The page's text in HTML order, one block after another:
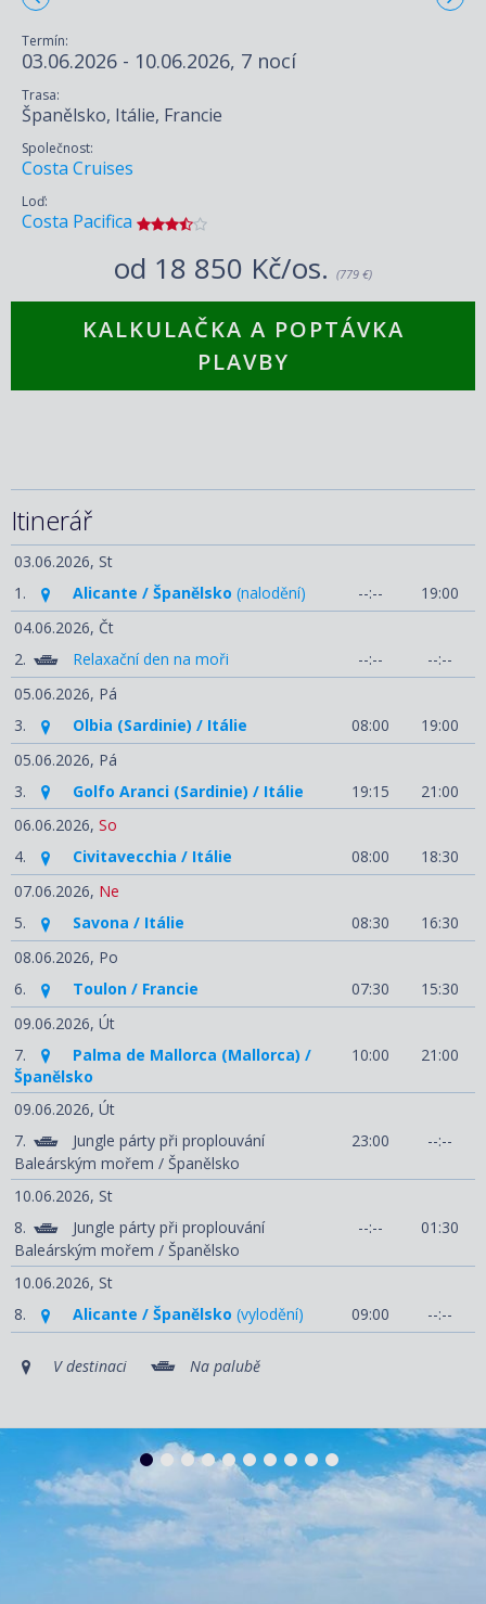
Termín:
03.06.2026 - 10.06.2026, 7 nocí
Trasa:
Španělsko, Itálie, Francie
Společnost:
Costa Cruises
Loď:
Costa Pacifica
od 18 850 Kč/os. (779 €)
KALKULAČKA A POPTÁVKA
PLAVBY
Itinerář
03.06.2026, St
1.
Alicante / Španělsko (nalodění) --:--
19:00
04.06.2026, Čt
2.
Relaxační den na moři --:--
--:--
05.06.2026, Pá
3.
Olbia (Sardinie) / Itálie 08:00
19:00
05.06.2026, Pá
3.
Golfo Aranci (Sardinie) / Itálie 19:15
21:00
06.06.2026, So
4.
Civitavecchia / Itálie 08:00
18:30
07.06.2026, Ne
5.
Savona / Itálie 08:30
16:30
08.06.2026, Po
6.
Toulon / Francie 07:30
15:30
09.06.2026, Út
7.
Palma de Mallorca (Mallorca) /
Španělsko
10:00 21:00
09.06.2026, Út
7.
Jungle párty při proplouvání
Baleárským mořem / Španělsko
23:00 --:--
10.06.2026, St
8.
Jungle párty při proplouvání
Baleárským mořem / Španělsko
--:-- 01:30
10.06.2026, St
8.
Alicante / Španělsko (vylodění) 09:00 --:--
V destinaci Na palubě